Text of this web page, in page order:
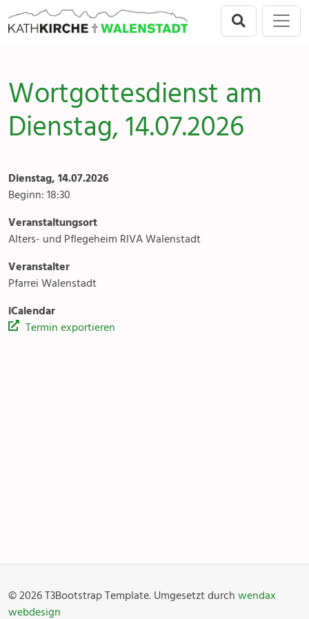
Direkt zur Hauptnavigation springen
Direkt zum Inhalt springen
Wortgottesdienst am
Dienstag, 14.07.2026
Dienstag, 14.07.2026
Beginn: 18:30
Veranstaltungsort
Alters- und Pflegeheim RIVA Walenstadt
Veranstalter
Pfarrei Walenstadt
iCalendar
Termin exportieren
© 2026 T3Bootstrap Template. Umgesetzt durch wendax
webdesign
Menu
Flums
Berschis-Tscherlach
Mols-Murg-Quarten
Walenstadt
Gottesdienste
Angebote & Sakramente
Aktuelles & Fotogalerien
Kirchentreff Rägabogä
Angebot & Sakramente
Aktuelles
Fotogalerie
Links